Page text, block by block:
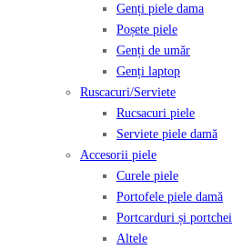
Genți piele dama
Poșete piele
Genți de umăr
Genți laptop
Ruscacuri/Serviete
Rucsacuri piele
Serviete piele damă
Accesorii piele
Curele piele
Portofele piele damă
Portcarduri și portchei
Altele